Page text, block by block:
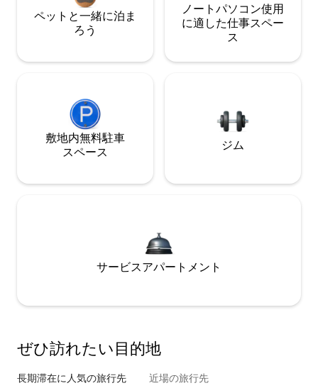
ペットと一緒に泊ま
ろう
ノートパソコン使用
に適した仕事スペー
ス
敷地内無料駐⁠車
ス⁠ペ⁠ー⁠ス
ジム
サービスアパートメント
ぜひ訪⁠れ⁠た⁠い目⁠的⁠地
長期滞在に人気の旅行先 近場の旅行先